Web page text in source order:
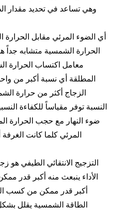
وهي تساعد في تحديد مقدار
الحرارة الشمسية متشابه جداً
معامل اكتساب الحرارة
المطلقة أي نسبة أكبر من
الزجاج أكثر من حرارة
النسبة توفر مقياساً للكفاءة
ضوء النهار مع حجب الحرارة
المرئي كلما كانت
الأداء ينبعث منه أكبر قدر
أكبر قدر ممكن من كسب
الطاقة الشمسية يقلل